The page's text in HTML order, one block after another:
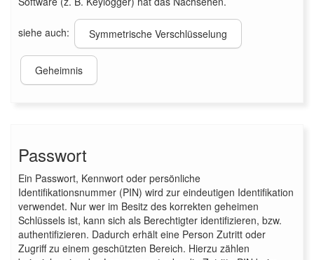
siehe auch: Symmetrische Verschlüsselung
Geheimnis
Passwort
Ein Passwort, Kennwort oder persönliche
Identifikationsnummer (PIN) wird zur eindeutigen Identifikation
verwendet. Nur wer im Besitz des korrekten geheimen
Schlüssels ist, kann sich als Berechtigter identifizieren, bzw.
authentifizieren. Dadurch erhält eine Person Zutritt oder
Zugriff zu einem geschützten Bereich. Hierzu zählen